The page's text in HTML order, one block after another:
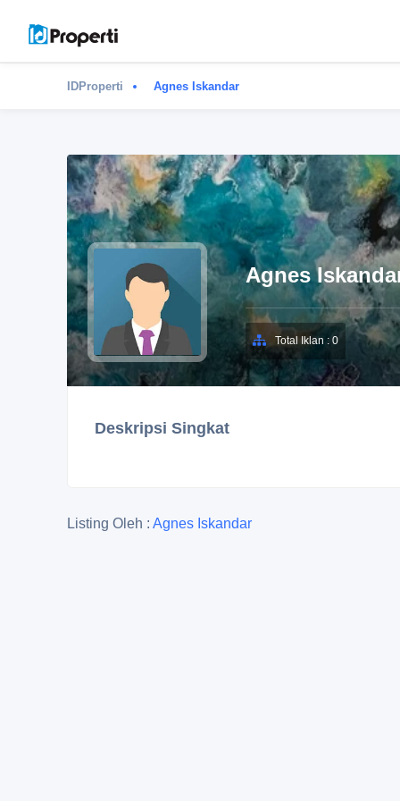
IDProperti Agnes Iskandar
Agnes
Total Iklan : 0
Deskripsi Singkat
Listing Oleh : Agnes Iskandar